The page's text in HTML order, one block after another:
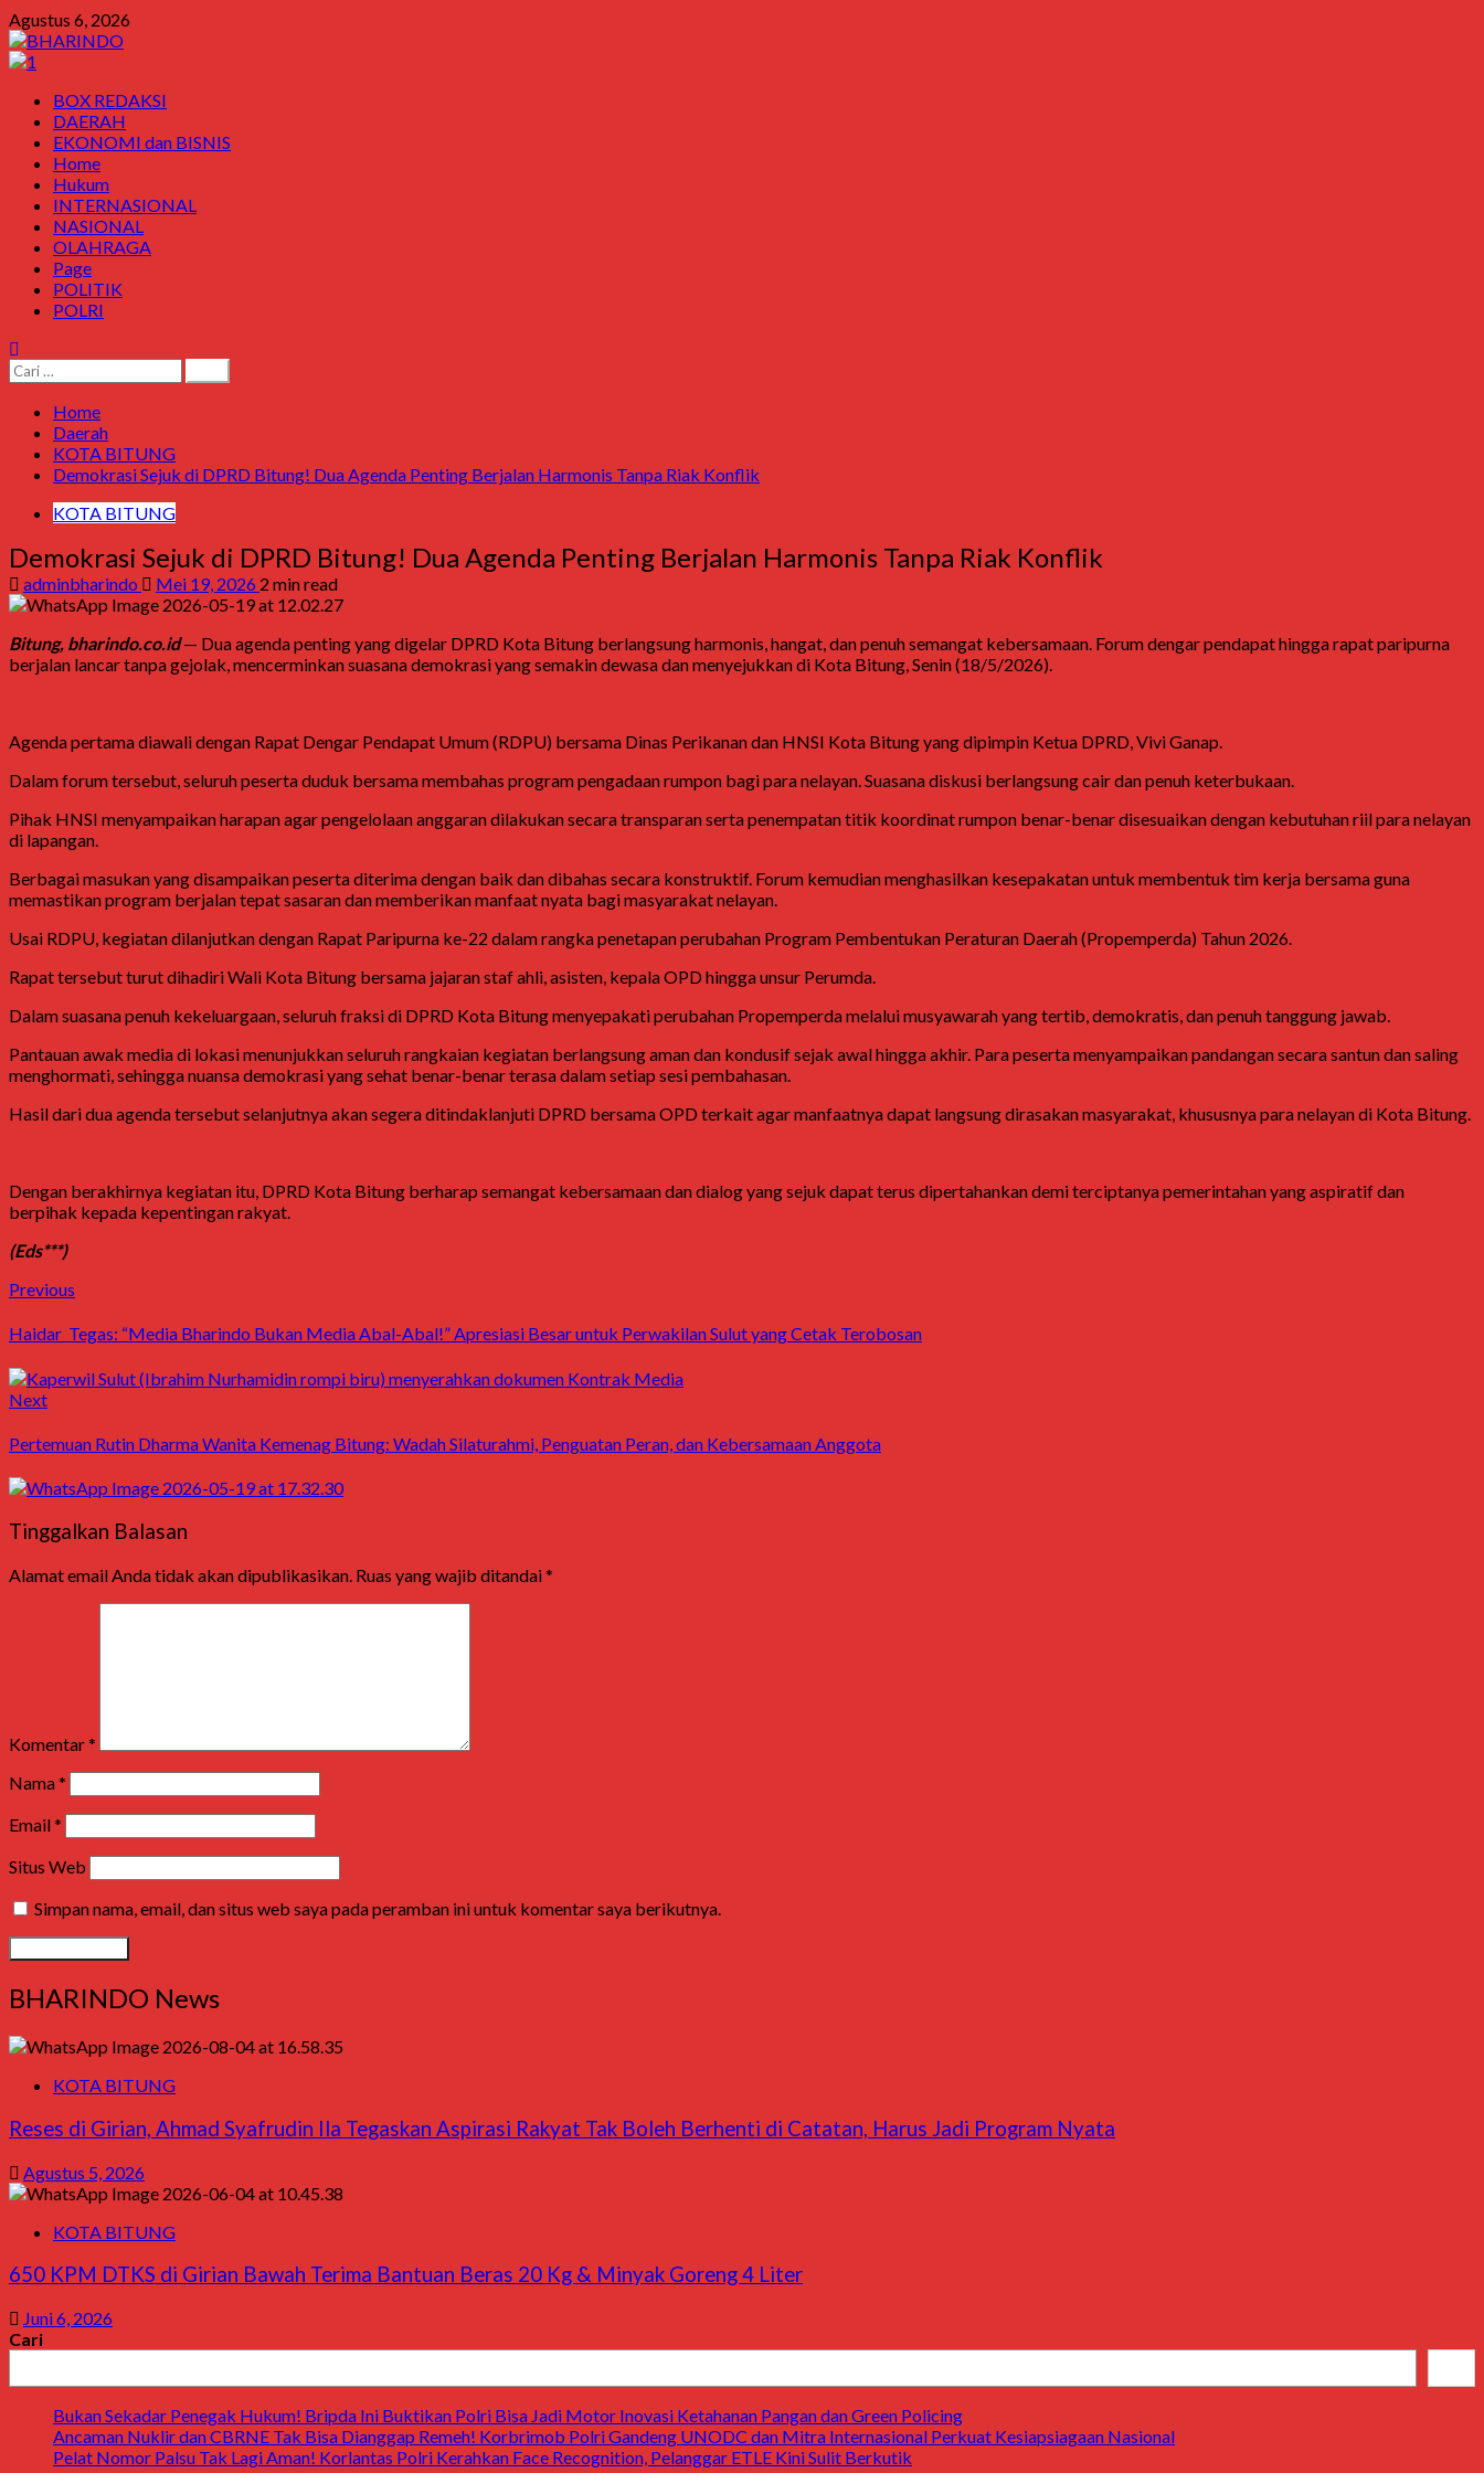
Skip
to
content
Agustus 6, 2026
Primary
Menu
BOX REDAKSI
DAERAH
EKONOMI dan BISNIS
Home
Hukum
INTERNASIONAL
NASIONAL
OLAHRAGA
Page
POLITIK
POLRI
Cari
untuk:
Home
Daerah
KOTA BITUNG
Demokrasi Sejuk di DPRD Bitung! Dua Agenda Penting Berjalan Harmonis Tanpa Riak Konflik
KOTA BITUNG
Demokrasi Sejuk di DPRD Bitung! Dua Agenda Penting Berjalan Harmonis Tanpa Riak Konflik
adminbharindo Mei 19, 2026 2 min read
Bitung, bharindo.co.id— Dua agenda penting yang digelar DPRD Kota Bitung berlangsung harmonis, hangat, dan penuh semangat kebersamaan. Forum dengar pendapat hingga rapat paripurna
berjalan lancar tanpa gejolak, mencerminkan suasana demokrasi yang semakin dewasa dan menyejukkan di Kota Bitung, Senin (18/5/2026).
Agenda pertama diawali dengan Rapat Dengar Pendapat Umum (RDPU) bersama Dinas Perikanan dan HNSI Kota Bitung yang dipimpin Ketua DPRD,Vivi Ganap.
Dalam forum tersebut, seluruh peserta duduk bersama membahas program pengadaan rumpon bagi para nelayan. Suasana diskusi berlangsung cair dan penuh keterbukaan.
Pihak HNSI menyampaikan harapan agar pengelolaan anggaran dilakukan secara transparan serta penempatan titik koordinat rumpon benar-benar disesuaikan dengan kebutuhan riil para nelayan
di lapangan.
Berbagai masukan yang disampaikan peserta diterima dengan baik dan dibahas secara konstruktif. Forum kemudian menghasilkan kesepakatan untuk membentuk tim kerja bersama guna
memastikan program berjalan tepat sasaran dan memberikan manfaat nyata bagi masyarakat nelayan.
Usai RDPU, kegiatan dilanjutkan dengan Rapat Paripurna ke-22 dalam rangka penetapan perubahan Program Pembentukan Peraturan Daerah (Propemperda) Tahun 2026.
Rapat tersebut turut dihadiri Wali Kota Bitung bersama jajaran staf ahli, asisten, kepala OPD hingga unsur Perumda.
Dalam suasana penuh kekeluargaan, seluruh fraksi di DPRD Kota Bitung menyepakati perubahan Propemperda melalui musyawarah yang tertib, demokratis, dan penuh tanggung jawab.
Pantauan awak media di lokasi menunjukkan seluruh rangkaian kegiatan berlangsung aman dan kondusif sejak awal hingga akhir. Para peserta menyampaikan pandangan secara santun dan saling
menghormati, sehingga nuansa demokrasi yang sehat benar-benar terasa dalam setiap sesi pembahasan.
Hasil dari dua agenda tersebut selanjutnya akan segera ditindaklanjuti DPRD bersama OPD terkait agar manfaatnya dapat langsung dirasakan masyarakat, khususnya para nelayan di Kota Bitung.
Dengan berakhirnya kegiatan itu, DPRD Kota Bitung berharap semangat kebersamaan dan dialog yang sejuk dapat terus dipertahankan demi terciptanya pemerintahan yang aspiratif dan
berpihak kepada kepentingan rakyat.
(Eds***)
Post
navigation
Previous
Haidar Tegas: “Media Bharindo Bukan Media Abal-Abal!” Apresiasi Besar untuk Perwakilan Sulut yang Cetak Terobosan
NextNext
Pertemuan Rutin Dharma Wanita Kemenag Bitung: Wadah Silaturahmi, Penguatan Peran, dan Kebersamaan Anggota
Tinggalkan Balasan
Alamat email Anda tidak akan dipublikasikan. Ruas yang wajib ditandai*
Komentar*
Nama*
Email*
Situs Web
Simpan nama, email, dan situs web saya pada peramban ini untuk komentar saya berikutnya.
BHARINDO News
KOTA BITUNG
Reses di Girian, Ahmad Syafrudin Ila Tegaskan Aspirasi Rakyat Tak Boleh Berhenti di Catatan, Harus Jadi Program Nyata
Agustus 5, 2026
KOTA BITUNG
650 KPM DTKS di Girian Bawah Terima Bantuan Beras 20 Kg & Minyak Goreng 4 Liter
Juni 6, 2026
Cari
Bukan Sekadar Penegak Hukum! Bripda Ini Buktikan Polri Bisa Jadi Motor Inovasi Ketahanan Pangan dan Green Policing
Ancaman Nuklir dan CBRNE Tak Bisa Dianggap Remeh! Korbrimob Polri Gandeng UNODC dan Mitra Internasional Perkuat Kesiapsiagaan Nasional
Pelat Nomor Palsu Tak Lagi Aman! Korlantas Polri Kerahkan Face Recognition, Pelanggar ETLE Kini Sulit Berkutik